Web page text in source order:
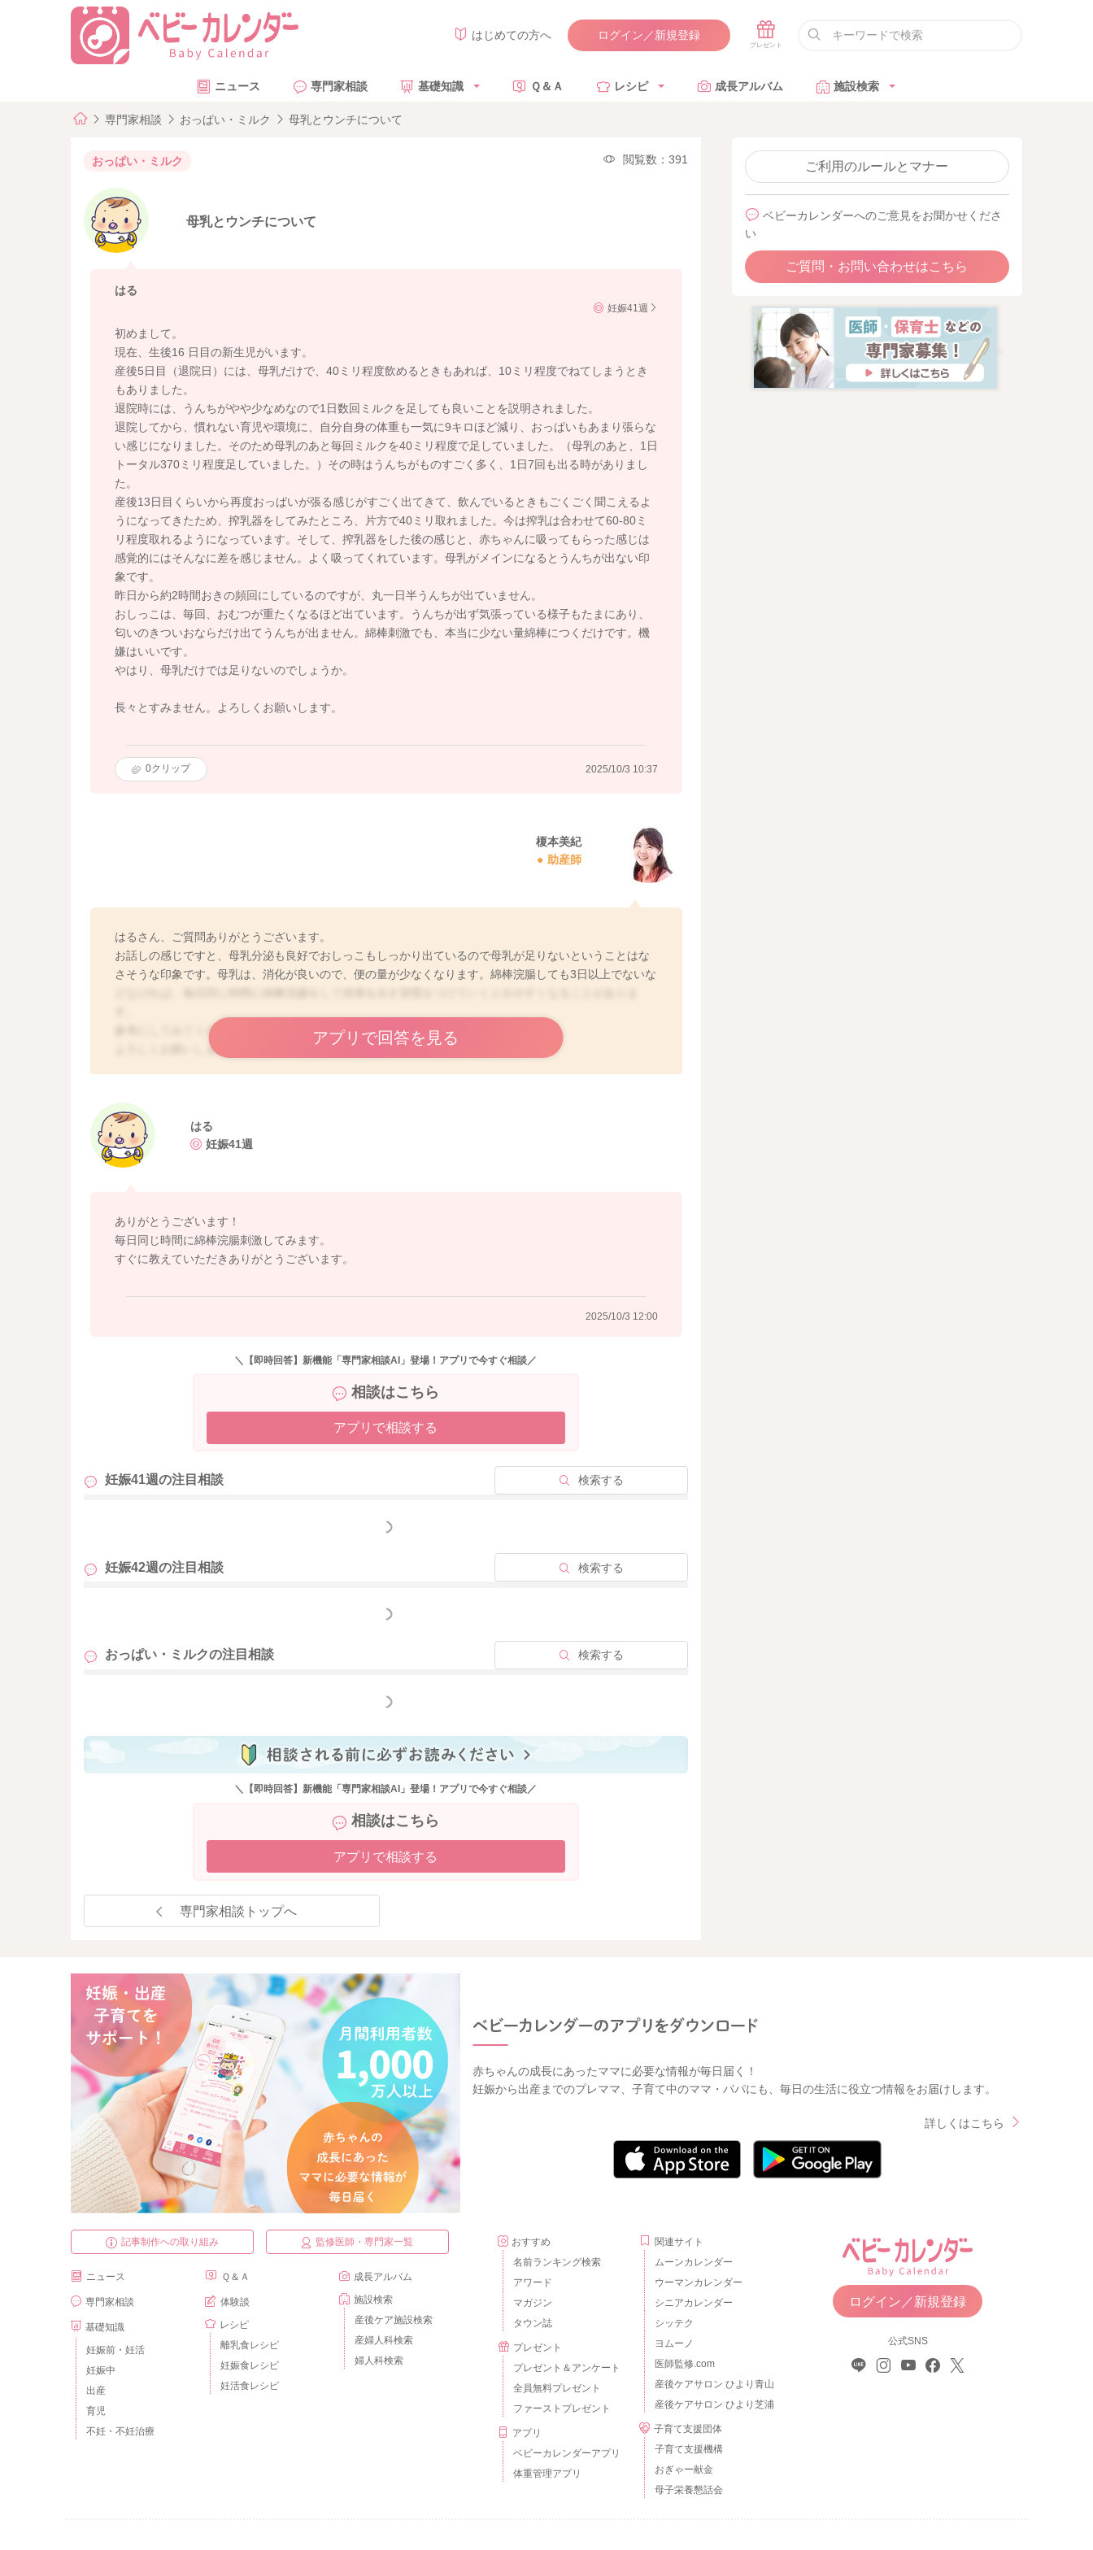
はじめての方へ ログイン／新規登録
ニュース 専門家相談 基礎知識 Ｑ＆Ａ レシピ 成長アルバム 施設検索
専門家相談 おっぱい・ミルク 母乳とウンチについて
おっぱい・ミルク 閲覧数：391
母乳とウンチについて
はる
妊娠41週
初めまして。
現在、生後16 日目の新生児がいます。
産後5日目（退院日）には、母乳だけで、40ミリ程度飲めるときもあれば、10ミリ程度でねてしまうとき
もありました。
退院時には、うんちがやや少なめなので1日数回ミルクを足しても良いことを説明されました。
退院してから、慣れない育児や環境に、自分自身の体重も一気に9キロほど減り、おっぱいもあまり張らな
い感じになりました。そのため母乳のあと毎回ミルクを40ミリ程度で足していました。（母乳のあと、1日
トータル370ミリ程度足していました。）その時はうんちがものすごく多く、1日7回も出る時がありまし
た。
産後13日目くらいから再度おっぱいが張る感じがすごく出てきて、飲んでいるときもごくごく聞こえるよ
うになってきたため、搾乳器をしてみたところ、片方で40ミリ取れました。今は搾乳は合わせて60-80ミ
リ程度取れるようになっています。そして、搾乳器をした後の感じと、赤ちゃんに吸ってもらった感じは
感覚的にはそんなに差を感じません。よく吸ってくれています。母乳がメインになるとうんちが出ない印
象です。
昨日から約2時間おきの頻回にしているのですが、丸一日半うんちが出ていません。
おしっこは、毎回、おむつが重たくなるほど出ています。うんちが出ず気張っている様子もたまにあり、
匂いのきついおならだけ出てうんちが出ません。綿棒刺激でも、本当に少ない量綿棒につくだけです。機
嫌はいいです。
やはり、母乳だけでは足りないのでしょうか。
長々とすみません。よろしくお願いします。
0クリップ 2025/10/3 10:37
榎本美紀
助産師
はるさん、ご質問ありがとうございます。
お話しの感じですと、母乳分泌も良好でおしっこもしっかり出ているので母乳が足りないということはな
さそうな印象です。母乳は、消化が良いので、便の量が少なくなります。綿棒浣腸しても3日以上でないな
参考にしてみてください。
よろしくお願いします。
アプリで回答を見る
はる
妊娠41週
ありがとうございます！
毎日同じ時間に綿棒浣腸刺激してみます。
すぐに教えていただきありがとうございます。
2025/10/3 12:00
＼【即時回答】新機能「専門家相談AI」登場！アプリで今すぐ相談／
相談はこちら
アプリで相談する
妊娠41週の注目相談 検索する
もっと見る
妊娠42週の注目相談 検索する
もっと見る
おっぱい・ミルクの注目相談 検索する
もっと見る
＼【即時回答】新機能「専門家相談AI」登場！アプリで今すぐ相談／
相談はこちら
アプリで相談する
専門家相談トップへ
ご利用のルールとマナー
ベビーカレンダーへのご意見をお聞かせくださ
い
ご質問・お問い合わせはこちら
赤ちゃんの成長にあったママに必要な情報が毎日届く！
妊娠から出産までのプレママ、子育て中のママ・パパにも、毎日の生活に役立つ情報をお届けします。
詳しくはこちら
記事制作への取り組み 監修医師・専門家一覧
ニュース
専門家相談
基礎知識
妊娠前・妊活
妊娠中
出産
育児
不妊・不妊治療
Ｑ＆Ａ
体験談
レシピ
離乳食レシピ
妊娠食レシピ
妊活食レシピ
成長アルバム
施設検索
産後ケア施設検索
産婦人科検索
婦人科検索
おすすめ
名前ランキング検索
アワード
マガジン
タウン誌
プレゼント
プレゼント＆アンケート
全員無料プレゼント
ファーストプレゼント
アプリ
ベビーカレンダーアプリ
体重管理アプリ
関連サイト
ムーンカレンダー
ウーマンカレンダー
シニアカレンダー
シッテク
ヨムーノ
医師監修.com
産後ケアサロン ひより青山
産後ケアサロン ひより芝浦
子育て支援団体
子育て支援機構
おぎゃー献金
母子栄養懇話会
ログイン／新規登録
公式SNS